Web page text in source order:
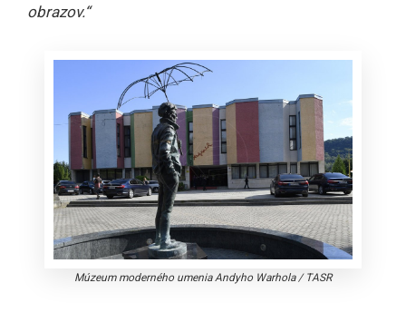
obrazov.“
Múzeum moderného umenia Andyho Warhola/ TASR